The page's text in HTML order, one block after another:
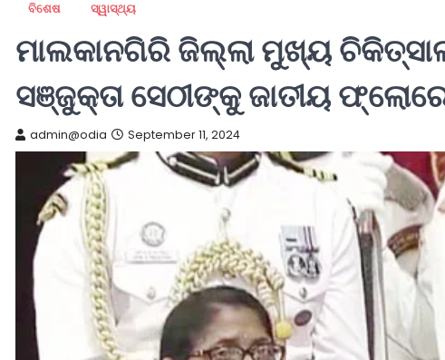
ବିଶେଷ ସ୍ୱାସ୍ଥ୍ୟ
ମାଲକାନଗିରି ଜିଲ୍ଲା ମୁଖ୍ୟ
ସଞ୍ଜୁକ୍ତା ସେଠୀଙ୍କୁ ଜାତୀୟ
admin@odia September 11, 2024